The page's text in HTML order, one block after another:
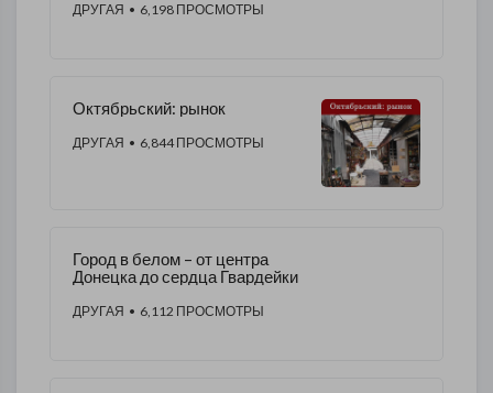
ДРУГАЯ • 6,198 ПРОСМОТРЫ
Октябрьский: рынок
ДРУГАЯ • 6,844 ПРОСМОТРЫ
Город в белом – от центра
Донецка до сердца Гвардейки
ДРУГАЯ • 6,112 ПРОСМОТРЫ